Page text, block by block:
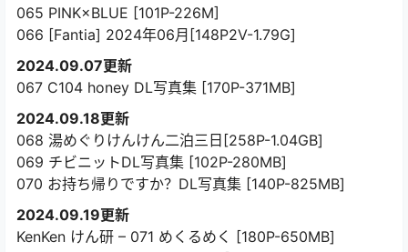
065 PINK×BLUE [101P-226M]
066 [Fantia] 2024年06月[148P2V-1.79G]
2024.09.07更新
067 C104 honey DL写真集 [170P-371MB]
2024.09.18更新
068 湯めぐりけんけん二泊三日[258P-1.04GB]
069 チビニットDL写真集 [102P-280MB]
070 お持ち帰りですか？DL写真集 [140P-825MB]
2024.09.19更新
KenKen けん研 – 071 めくるめく [180P-650MB]